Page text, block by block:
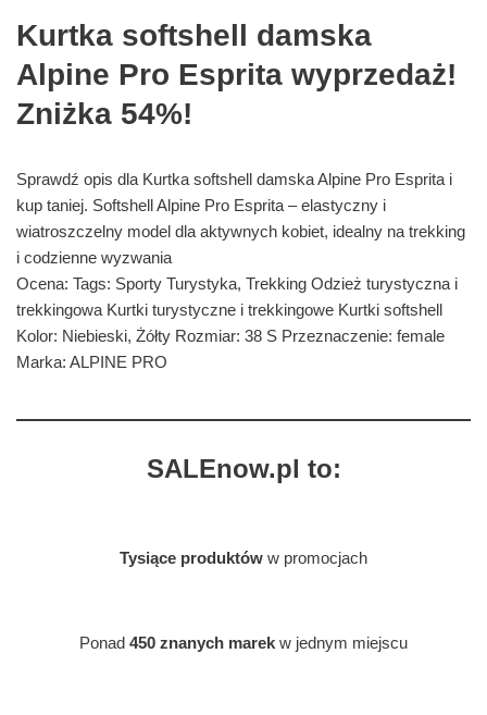
Kurtka softshell damska
Alpine Pro Esprita wyprzedaż!
Zniżka 54%!
Sprawdź opis dla Kurtka softshell damska Alpine Pro Esprita i
kup taniej. Softshell Alpine Pro Esprita – elastyczny i
wiatroszczelny model dla aktywnych kobiet, idealny na trekking
i codzienne wyzwania
Ocena: Tags: Sporty Turystyka, Trekking Odzież turystyczna i
trekkingowa Kurtki turystyczne i trekkingowe Kurtki softshell
Kolor: Niebieski, Żółty Rozmiar: 38 S Przeznaczenie: female
Marka: ALPINE PRO
SALEnow.pl to:
Tysiące produktów w promocjach
Ponad 450 znanych marek w jednym miejscu